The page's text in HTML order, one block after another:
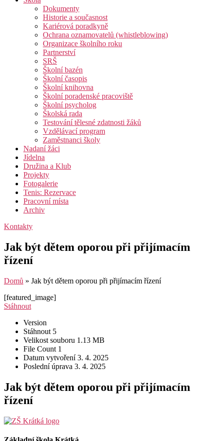
Dokumenty
Historie a současnost
Kariérová poradkyně
Ochrana oznamovatelů (whistleblowing)
Organizace školního roku
Partnerství
SRŠ
Školní bazén
Školní časopis
Školní knihovna
Školní poradenské pracoviště
Školní psycholog
Školská rada
Testování tělesné zdatnosti žáků
Vzdělávací program
Zaměstnanci školy
Nadaní žáci
Jídelna
Družina a Klub
Projekty
Fotogalerie
Tenis: Rezervace
Pracovní místa
Archiv
Kontakty
Jak být dětem oporou při přijímacím
řízení
Domů » Jak být dětem oporou při přijímacím řízení
[featured_image]
Stáhnout
Version
Stáhnout 5
Velikost souboru 1.13 MB
File Count 1
Datum vytvoření3. 4. 2025
Poslední úprava 3. 4. 2025
Jak být dětem oporou při přijímacím
řízení